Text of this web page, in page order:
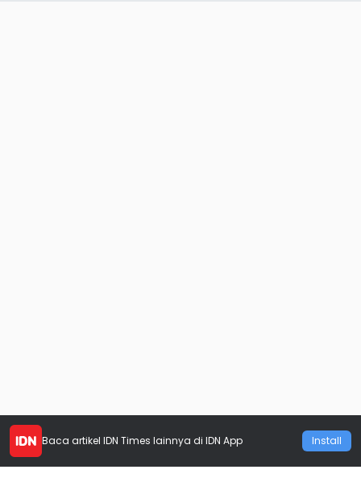
Baca artikel IDN Times lainnya di IDN App Install